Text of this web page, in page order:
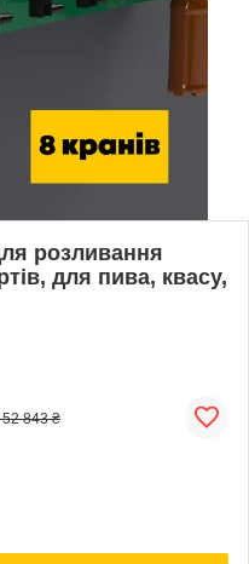
розливання
для пива, квасу,
52 843 ₴